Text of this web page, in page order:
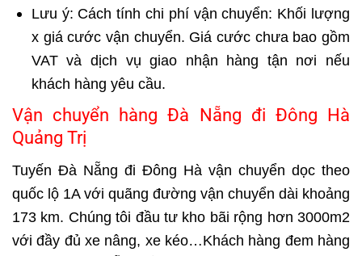
Lưu ý: Cách tính chi phí vận chuyển: Khối lượng
x giá cước vận chuyển. Giá cước chưa bao gồm
VAT và dịch vụ giao nhận hàng tận nơi nếu
khách hàng yêu cầu.
Vận chuyển hàng Đà Nẵng đi Đông Hà
Quảng Trị
Tuyến Đà Nẵng đi Đông Hà vận chuyển dọc theo
quốc lộ 1A với quãng đường vận chuyển dài khoảng
173 km. Chúng tôi đầu tư kho bãi rộng hơn 3000m2
với đầy đủ xe nâng, xe kéo…Khách hàng đem hàng